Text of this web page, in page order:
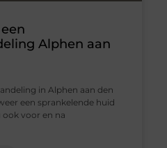
Alphen aan
in Alphen aan den
een sprankelende huid
voor en na